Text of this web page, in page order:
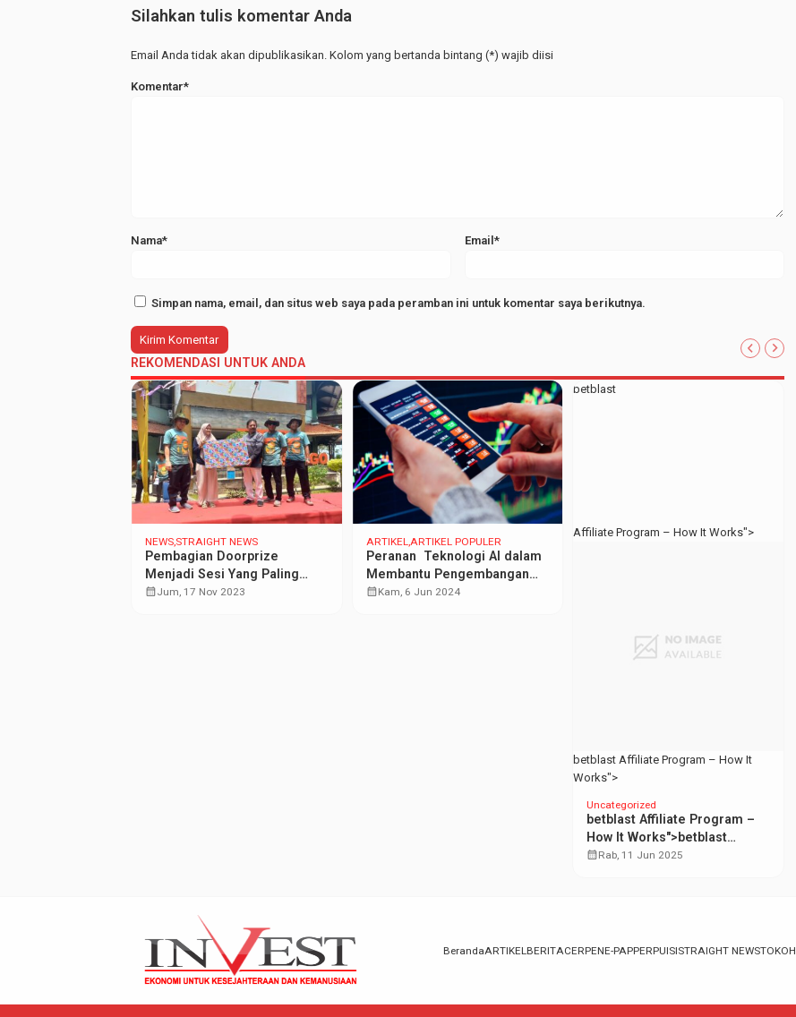
Silahkan tulis komentar Anda
Email Anda tidak akan dipublikasikan. Kolom yang bertanda bintang (*) wajib diisi
Komentar*
Nama* Email*
Simpan nama, email, dan situs web saya pada peramban ini untuk komentar saya berikutnya.
REKOMENDASI UNTUK ANDA
NEWS STRAIGHT NEWS
Pembagian Doorprize
Menjadi Sesi Yang Paling
Ditunggu Dari Acara Febi De-
calendar_monthJum, 17 Nov 2023
ARTIKEL ARTIKEL POPULER
Peranan Teknologi AI dalam
Membantu Pengembangan
UMKM
calendar_monthKam, 6 Jun 2024
betblast
Affiliate Program – How It Works">
betblast Affiliate Program – How It
Works">
Uncategorized
betblast Affiliate Program –
How It Works">betblast
Affiliate Program – How It
calendar_monthRab, 11 Jun 2025
BerandaARTIKELBERITACERPENE-PAPPERPUISISTRAIGHT NEWSTOKOH